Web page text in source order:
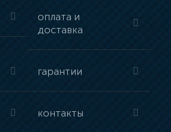
оплата и
доставка
гарантии
контакты